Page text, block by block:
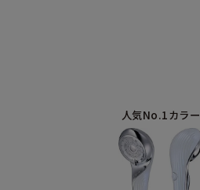
人気No.1カラー